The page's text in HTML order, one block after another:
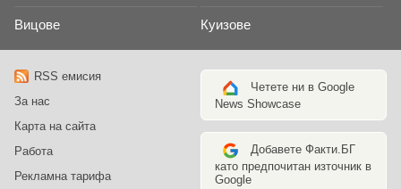
Вицове Куизове
RSS емисия
За нас
Карта на сайта
Работа
Рекламна тарифа
Четете ни в Google
News Showcase
Добавете Факти.БГ
като предпочитан източник в
Google